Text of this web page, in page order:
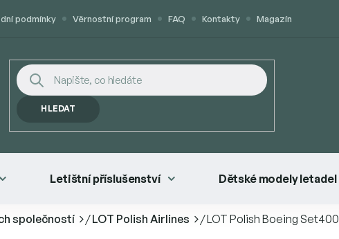
podmínky Věrnostní program FAQ Kontakty Magazín
HLEDAT
Letištní příslušenství Dětské modely letadel
společností /LOT Polish Airlines /LOT Polish Boeing Set400